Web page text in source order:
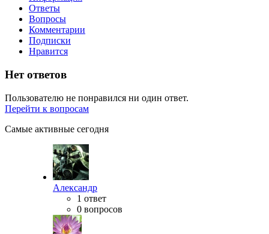
Ответы
Вопросы
Комментарии
Подписки
Нравится
Нет ответов
Пользователю не понравился ни один ответ.
Перейти к вопросам
Самые активные сегодня
Александр
1 ответ
0 вопросов